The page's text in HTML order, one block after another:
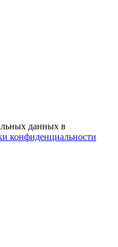
данных в
конфиденциальности